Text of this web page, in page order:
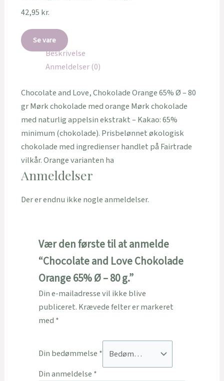
42,95 kr.
Se vare
Beskrivelse
Anmeldelser (0)
Chocolate and Love, Chokolade Orange 65% Ø – 80
gr Mørk chokolade med orange Mørk chokolade
med naturlig appelsin ekstrakt – Kakao: 65%
minimum (chokolade). Prisbelønnet økologisk
chokolade med ingredienser handlet på Fairtrade
vilkår. Orange varianten ha
Anmeldelser
Der er endnu ikke nogle anmeldelser.
Vær den første til at anmelde
“Chocolate and Love Chokolade
Orange 65% Ø – 80 g.”
Din e-mailadresse vil ikke blive
publiceret. Krævede felter er markeret
med *
Din bedømmelse *
Din anmeldelse *